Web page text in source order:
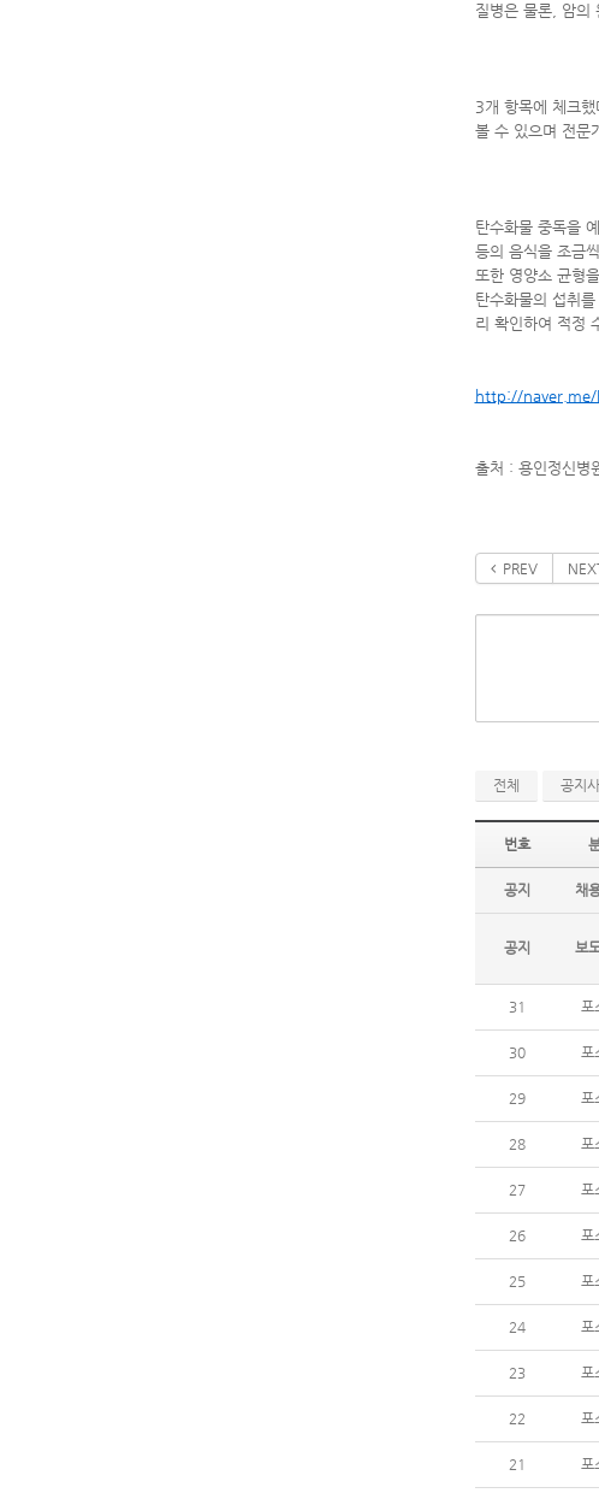
질병은 물론, 암의
3개 항목에 체크
볼 수 있으며 전문
탄수화물 중독을
등의 음식을 조금
또한 영양소 균형
탄수화물의 섭취
리 확인하여 적정
http://naver.me/
출처 : 용인정신병
PREV
전체 공지
번호
공지 채
공지 보
31 포
30 포
29 포
28 포
27 포
26 포
25 포
24 포
23 포
22 포
21 포